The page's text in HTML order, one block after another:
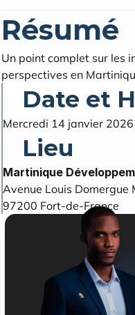
Résumé
Un point complet sur les
perspectives en
Date et
Mercredi 14 janvier
Lieu
Martinique
Avenue Louis Domergue
97200 Fort-de-France